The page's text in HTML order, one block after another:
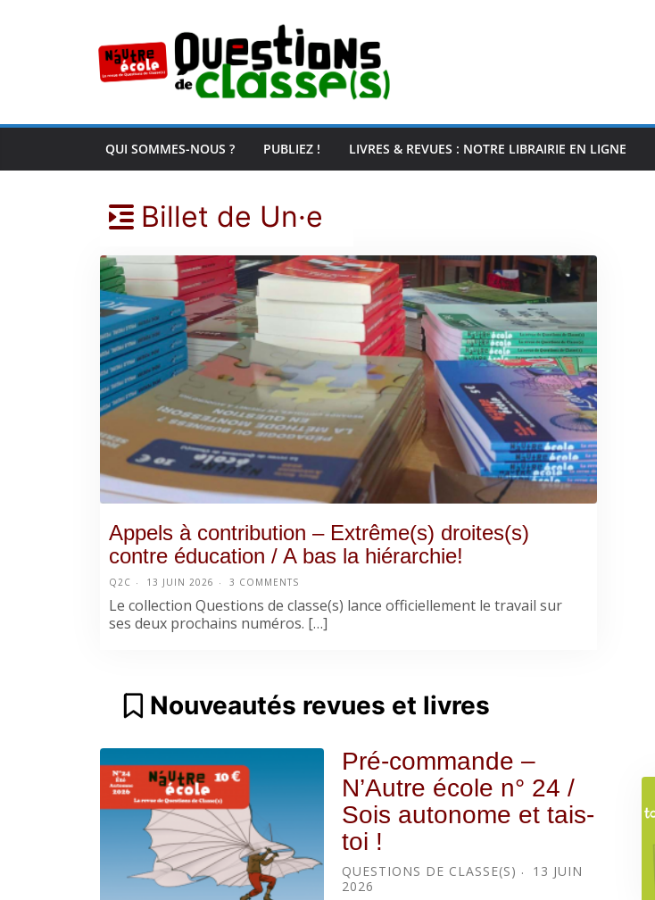
QUI SOMMES-NOUS ? PUBLIEZ ! LIVRES & REVUES : NOTRE LIBRAIRIE EN LIGNE
Billet de Un·e
Appels à contribution – Extrême(s) droites(s)
contre éducation / A bas la hiérarchie!
Q2C 13 JUIN 2026 3 COMMENTS
Le collection Questions de classe(s) lance officiellement le travail sur
ses deux prochains numéros. […]
Nouveautés revues et livres
Pré-commande –
N’Autre école n° 24 /
Sois autonome et tais-
toi !
QUESTIONS DE CLASSE(S)
13 JUIN
2026